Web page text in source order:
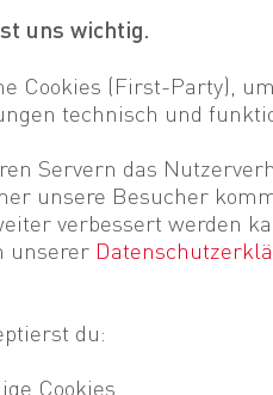
uns wichtig.
Cookies (First-Party),
technisch und
Servern das
unsere Besucher
verbessert werden
unserer
du:
Cookies